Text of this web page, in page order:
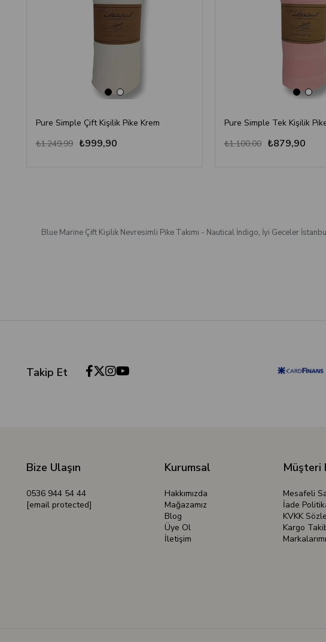
Pure Simple Çift Kişilik Pike Krem
₺999,90
₺1.249,99
Pure Simple Tek Kişilik
₺879,90
₺1.100,00
Blue Marine Çift Kişilik Nevresimli Pike Takımı - Nautical İndigo, İyi Geceler
Takip Et
Bize Ulaşın
0536 944 54 44
[email protected]
Kurumsal
Hakkımızda
Mağazamız
Blog
Üye Ol
İletişim
Müşteri
Mesafeli
İade
KVKK
Kargo